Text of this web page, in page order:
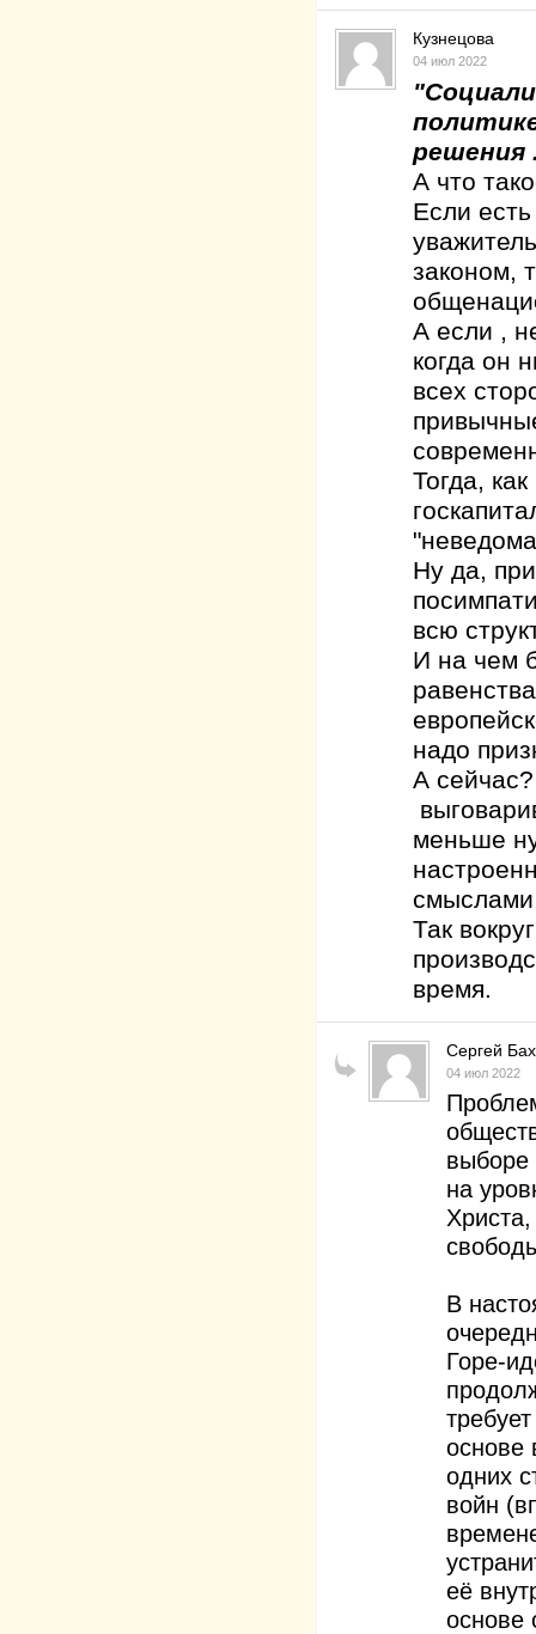
Кузнецова
04 июл 2022
решения
А что
Если
законом,
А если ,
когда он
всех
Тогда,
Ну да,
всю
И на чем
надо
А
меньше
Так
время.
Сергей
04 июл 2022
выборе
на
В
Горе-
основе
одних
войн
её